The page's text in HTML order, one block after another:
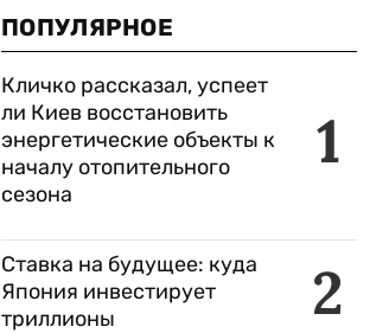
ПОПУЛЯРНОЕ
1
Кличко рассказал, успеет
ли Киев восстановить
энергетические объекты к
началу отопительного
сезона
2
Ставка на будущее: куда
Япония инвестирует
триллионы